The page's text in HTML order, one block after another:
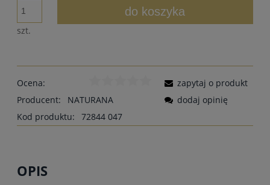
szt.
do koszyka
Ocena:
Producent:
NATURANA
Kod produktu:
72844 047
zapytaj o produkt
dodaj opinię
OPIS